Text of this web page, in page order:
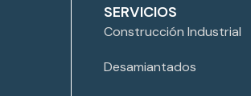
SERVICIOS
Construcción Industrial
Desamiantados